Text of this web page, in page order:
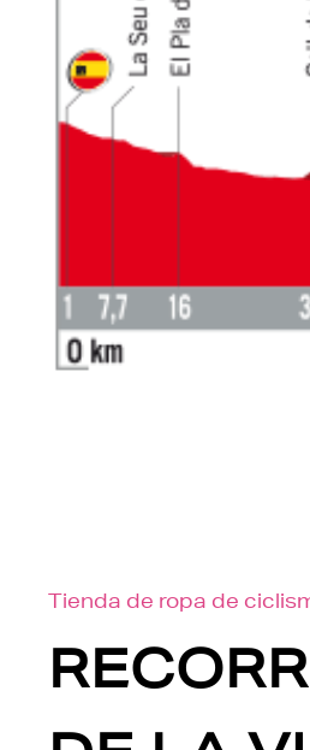
Tienda de ropa de